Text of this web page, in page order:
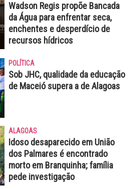
Wadson Regis propõe Bancada
da Água para enfrentar seca,
enchentes e desperdício de
recursos hídricos
POLÍTICA
Sob JHC, qualidade da educação
de Maceió supera a de Alagoas
ALAGOAS
Idoso desaparecido em União
dos Palmares é encontrado
morto em Branquinha; família
pede investigação